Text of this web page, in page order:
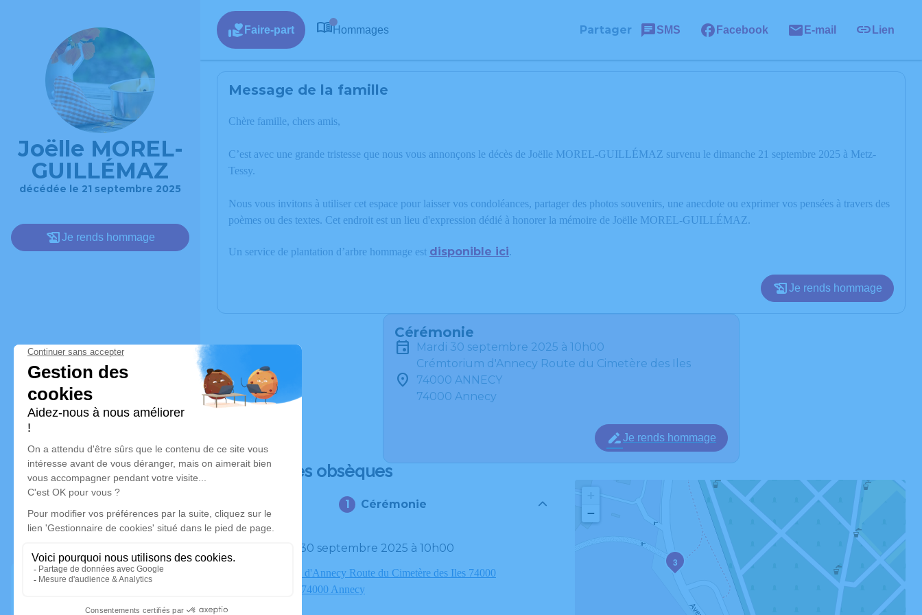
Joëlle MOREL-
GUILLÉMAZ
décédée le 21 septembre 2025
Je rends hommage
Faire-part Hommages Partager SMS Facebook E-mail Lien
Message de la famille
Chère famille, chers amis,
C’est avec une grande tristesse que nous vous annonçons le décès de Joëlle MOREL-GUILLÉMAZ survenu le dimanche 21 septembre 2025 à Metz-
Tessy.
Nous vous invitons à utiliser cet espace pour laisser vos condoléances, partager des photos souvenirs, une anecdote ou exprimer vos pensées à travers des
poèmes ou des textes. Cet endroit est un lieu d'expression dédié à honorer la mémoire de Joëlle MOREL-GUILLÉMAZ.
Un service de plantation d’arbre hommage est disponible ici.
Je rends hommage
Cérémonie
mardi 30 septembre 2025 à 10h00
Crémtorium d'Annecy Route du Cimetère des Iles
74000 ANNECY
74000 Annecy
Je rends hommage
Déroulé des obsèques
Cérémonie
Le mardi 30 septembre 2025 à 10h00
Crémtorium d'Annecy Route du Cimetère des Iles 74000
ANNECY, 74000 Annecy
3
−